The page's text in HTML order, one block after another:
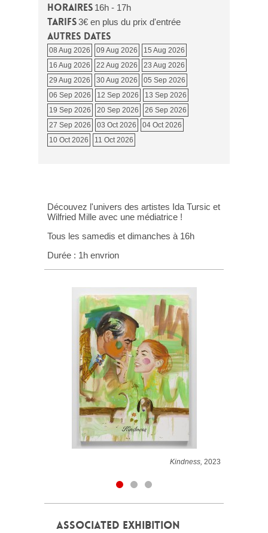
Horaires 16h - 17h
Tarifs3€ en plus du prix d'entrée
Autres dates
08 Aug 2026 09 Aug 2026
15 Aug 2026
16 Aug 2026
22 Aug 2026
23 Aug 2026
29 Aug 2026
30 Aug 2026
05 Sep 2026
06 Sep 2026
12 Sep 2026
13 Sep 2026
19 Sep 2026
20 Sep 2026
26 Sep 2026
27 Sep 2026
03 Oct 2026
04 Oct 2026
10 Oct 2026
11 Oct 2026
Découvez l'univers des artistes Ida Tursic et
Wilfried Mille avec une médiatrice !
Tous les samedis et dimanches à 16h
Durée : 1h envrion
Kindness, 2023
ASSOCIATED EXHIBITION